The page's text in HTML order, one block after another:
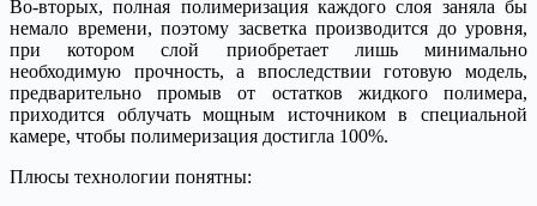
Во-вторых, полная полимеризация каждого слоя заняла бы
немало времени, поэтому засветка производится до уровня,
при котором слой приобретает лишь минимально
необходимую прочность, а впоследствии готовую модель,
предварительно промыв от остатков жидкого полимера,
приходится облучать мощным источником в специальной
камере, чтобы полимеризация достигла 100%.
Плюсы технологии понятны: